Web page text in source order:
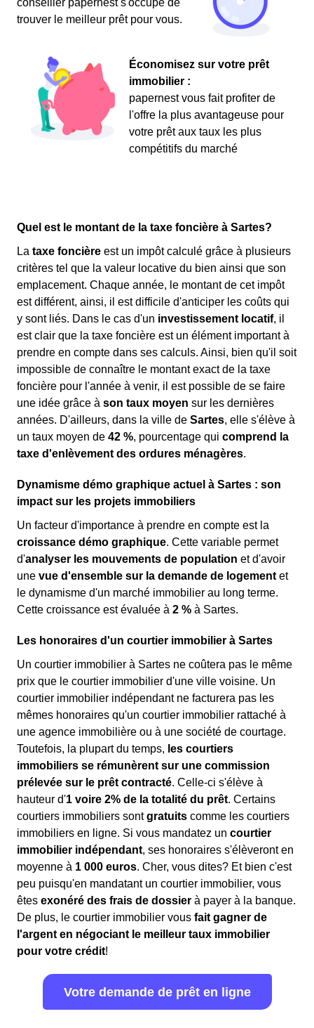
conseiller papernest s'occupe de
trouver le meilleur prêt pour vous.
Économisez sur votre prêt
immobilier :
papernest vous fait profiter de
l'offre la plus avantageuse pour
votre prêt aux taux les plus
compétitifs du marché
Quel est le montant de la taxe foncière à Sartes?
La taxe foncière est un impôt calculé grâce à plusieurs
critères tel que la valeur locative du bien ainsi que son
emplacement. Chaque année, le montant de cet impôt
est différent, ainsi, il est difficile d'anticiper les coûts qui
y sont liés. Dans le cas d'un investissement locatif, il
est clair que la taxe foncière est un élément important à
prendre en compte dans ses calculs. Ainsi, bien qu'il soit
impossible de connaître le montant exact de la taxe
foncière pour l'année à venir, il est possible de se faire
une idée grâce à son taux moyen sur les dernières
années. D'ailleurs, dans la ville de Sartes, elle s'élève à
un taux moyen de 42 %, pourcentage qui comprend la
taxe d'enlèvement des ordures ménagères.
Dynamisme démo graphique actuel à Sartes : son
impact sur les projets immobiliers
Un facteur d'importance à prendre en compte est la
croissance démo graphique. Cette variable permet
d'analyser les mouvements de population et d'avoir
une vue d'ensemble sur la demande de logement et
le dynamisme d'un marché immobilier au long terme.
Cette croissance est évaluée à 2 % à Sartes.
Les honoraires d'un courtier immobilier à Sartes
Un courtier immobilier à Sartes ne coûtera pas le même
prix que le courtier immobilier d'une ville voisine. Un
courtier immobilier indépendant ne facturera pas les
mêmes honoraires qu'un courtier immobilier rattaché à
une agence immobilière ou à une société de courtage.
Toutefois, la plupart du temps, les courtiers
immobiliers se rémunèrent sur une commission
prélevée sur le prêt contracté. Celle-ci s'élève à
hauteur d'1 voire 2% de la totalité du prêt. Certains
courtiers immobiliers sontgratuits comme les courtiers
immobiliers en ligne. Si vous mandatez un courtier
immobilier indépendant, ses honoraires s'élèveront en
moyenne à 1 000 euros. Cher, vous dites? Et bien c'est
peu puisqu'en mandatant un courtier immobilier, vous
êtes exonéré des frais de dossier à payer à la banque.
De plus, le courtier immobilier vous fait gagner de
l'argent en négociant le meilleur taux immobilier
pour votre crédit!
Votre demande de prêt en ligne